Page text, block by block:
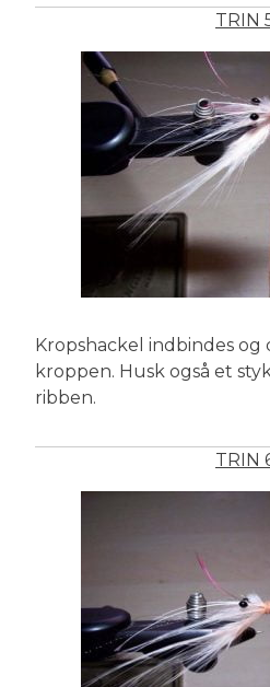
TRIN
Kropshackel indbindes
kroppen. Husk også et
ribben.
TRIN